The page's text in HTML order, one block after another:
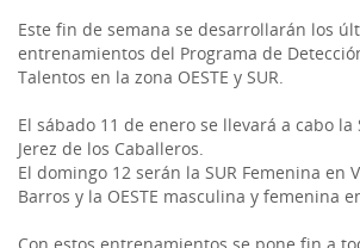
Este fin de semana se desarrollarán los
entrenamientos del Programa de
Talentos en la zona OESTE y SUR.
El sábado 11 de enero se llevará a cabo la
Jerez de los Caballeros.
El domingo 12 serán la SUR Femenina en
Barros y la OESTE masculina y femenina